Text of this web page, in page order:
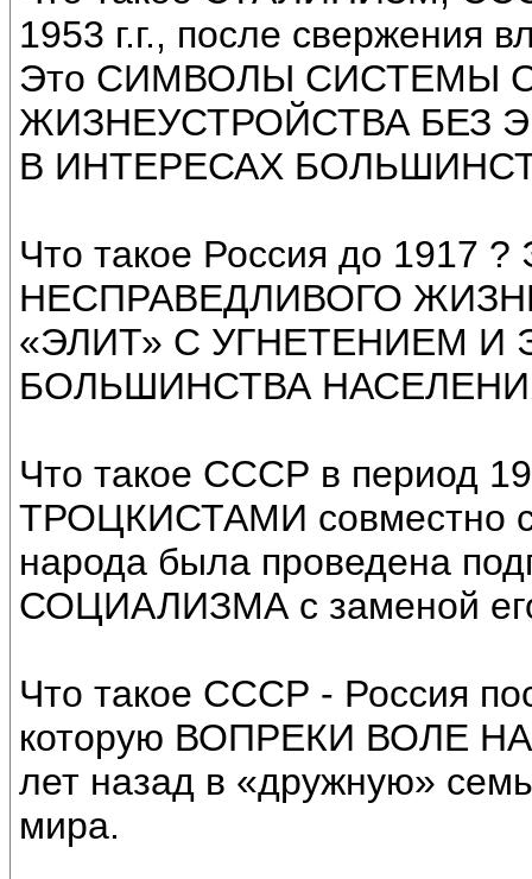
1953 г.г., после свержения
Это СИМВОЛЫ СИСТЕМЫ
ЖИЗНЕУСТРОЙСТВА БЕЗ
В ИНТЕРЕСАХ
Что такое Россия до 1917
НЕСПРАВЕДЛИВОГО
«ЭЛИТ» С УГНЕТЕНИЕМ И
БОЛЬШИНСТВА
Что такое СССР в период
ТРОЦКИСТАМИ совместно
народа была проведена
СОЦИАЛИЗМА с заменой
Что такое СССР - Россия
которую ВОПРЕКИ ВОЛЕ
лет назад в «дружную»
мира.